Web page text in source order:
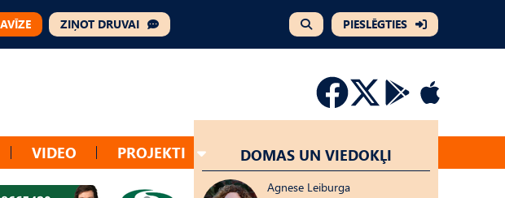
ZIŅOT DRUVAI PIESLĒGTIES
VIDEO PROJEKTI DOMAS UN VIEDOKĻI
Agnese Leiburga